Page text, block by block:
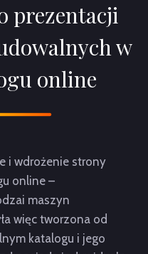
prezentacji
w
online
i wdrożenie strony
online –
maszyn
więc tworzona od
katalogu i jego